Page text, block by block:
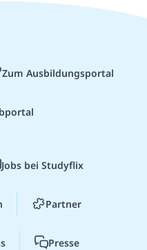
Zum Ausbildungsportal
Jobs bei Studyflix
Partner
Presse